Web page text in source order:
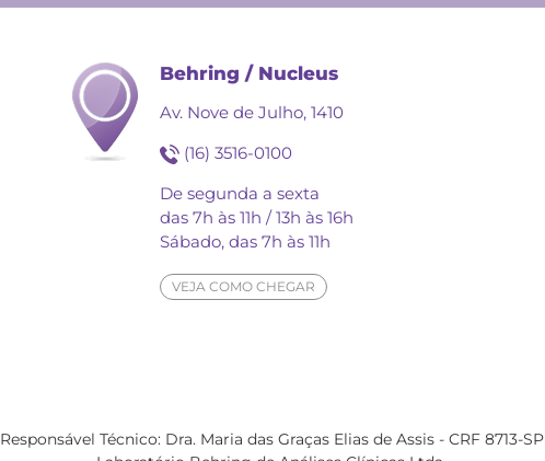
Behring / Nucleus
Av. Nove de Julho, 1410
(16) 3516-0100
De segunda a sexta
das 7h às 11h / 13h às 16h
Sábado, das 7h às 11h
VEJA COMO CHEGAR
Responsável Técnico: Dra. Maria das Graças Elias de Assis - CRF 8713-SP